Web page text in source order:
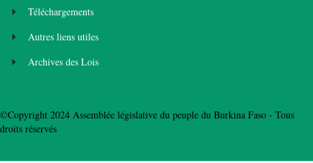
Téléchargements
Autres liens utiles
Archives des Lois
©Copyright 2024 Assemblée législative du peuple du Burkina Faso - Tous
droits réservés